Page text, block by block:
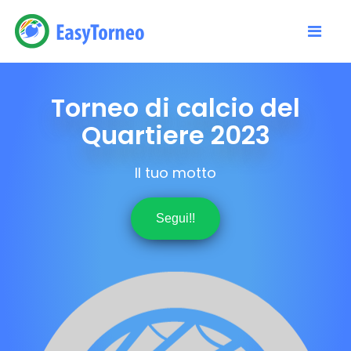
Torneo di calcio del
Quartiere 2023
Il tuo motto
Segui!!